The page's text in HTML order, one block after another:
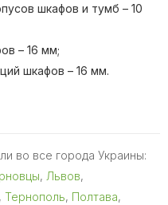
шкафов и тумб – 10
– 16 мм;
шкафов – 16 мм.
во все города Украины:
, Львов,
, Тернополь, Полтава,